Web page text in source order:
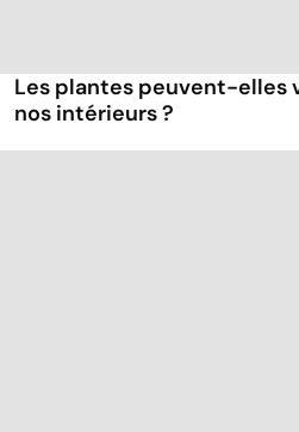
Les plantes peuvent-elles
nos intérieurs ?